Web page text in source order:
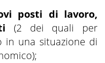
posti di lavoro,
(2 dei quali per
in una situazione di